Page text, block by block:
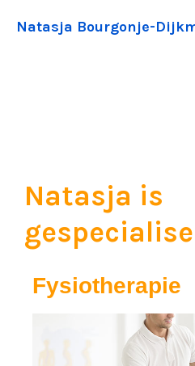
Natasja Bourgonje-
Natasja is
Fysiotherapie